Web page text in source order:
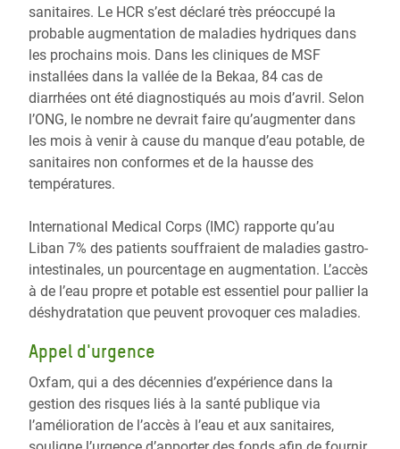
sanitaires. Le HCR s’est déclaré très préoccupé la
probable augmentation de maladies hydriques dans
les prochains mois. Dans les cliniques de MSF
installées dans la vallée de la Bekaa, 84 cas de
diarrhées ont été diagnostiqués au mois d’avril. Selon
l’ONG, le nombre ne devrait faire qu’augmenter dans
les mois à venir à cause du manque d’eau potable, de
sanitaires non conformes et de la hausse des
températures.
International Medical Corps (IMC) rapporte qu’au
Liban 7% des patients souffraient de maladies gastro-
intestinales, un pourcentage en augmentation. L’accès
à de l’eau propre et potable est essentiel pour pallier la
déshydratation que peuvent provoquer ces maladies.
Appel d'urgence
Oxfam, qui a des décennies d’expérience dans la
gestion des risques liés à la santé publique via
l’amélioration de l’accès à l’eau et aux sanitaires,